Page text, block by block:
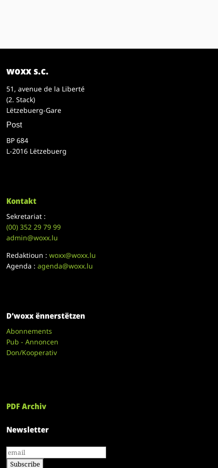
woxx s.c.
51, avenue de la Liberté
(2. Stack)
Lëtzebuerg-Gare
Post
BP 684
L-2016 Lëtzebuerg
Kontakt
Sekretariat :
(00)352 29 79 99
admin@woxx.lu
Redaktioun :woxx@woxx.lu
Agenda :agenda@woxx.lu
D’woxx ënnerstëtzen
Abonnements
Pub - Annoncen
Don/Kooperativ
PDF Archiv
Newsletter